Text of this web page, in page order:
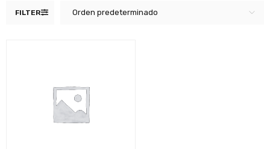
FILTER Orden predeterminado